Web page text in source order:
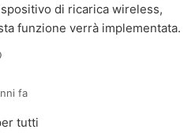
di ricarica wireless,
funzione verrà implementata.
fa
tutti